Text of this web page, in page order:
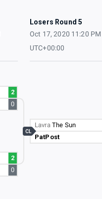
Losers Round 5
Oct 17, 2020 11:20 PM
UTC+00:00
2
0
2
0
Lavra The Sun
PatPost
CL